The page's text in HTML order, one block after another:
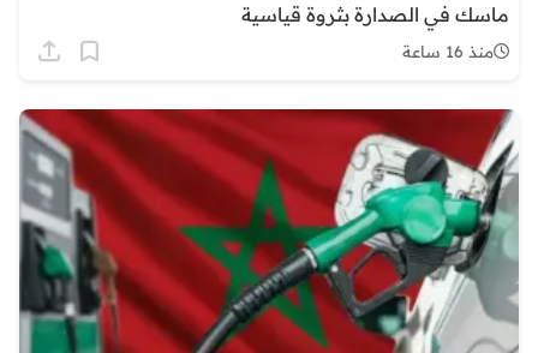
ماسك في الصدارة بثروة قياسية
منذ 16 ساعة